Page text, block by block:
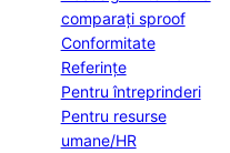
comparați sproof
Conformitate
Referințe
Pentru întreprinderi
Pentru resurse
umane/HR